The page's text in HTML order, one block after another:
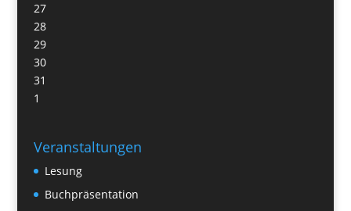
27
28
29
30
31
1
Veranstaltungen
Lesung
Buchpräsentation